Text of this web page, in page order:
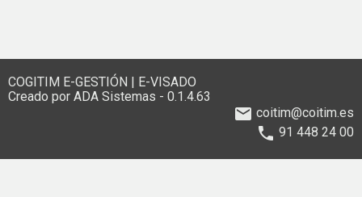
COGITIM E-GESTIÓN | E-VISADO
Creado por ADA Sistemas - 0.1.4.63
email coitim@coitim.es
phone 91 448 24 00